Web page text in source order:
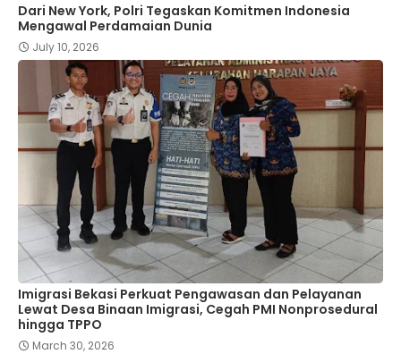
Dari New York, Polri Tegaskan Komitmen Indonesia
Mengawal Perdamaian Dunia
July 10, 2026
Imigrasi Bekasi Perkuat Pengawasan dan Pelayanan
Lewat Desa Binaan Imigrasi, Cegah PMI Nonprosedural
hingga TPPO
March 30, 2026